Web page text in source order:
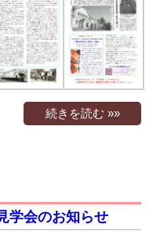
続きを読む »»
学会のお知らせ